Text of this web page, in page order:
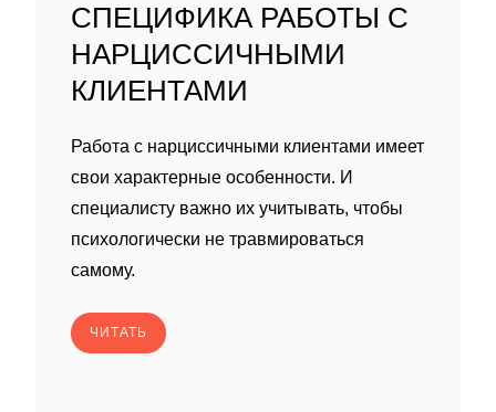
СПЕЦИФИКА РАБОТЫ С
НАРЦИССИЧНЫМИ
КЛИЕНТАМИ
Работа с нарциссичными клиентами имеет
свои характерные особенности. И
специалисту важно их учитывать, чтобы
психологически не травмироваться
самому.
ЧИТАТЬ